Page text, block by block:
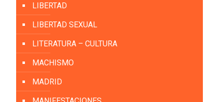
LIBERTAD
LIBERTAD SEXUAL
LITERATURA – CULTURA
MACHISMO
MADRID